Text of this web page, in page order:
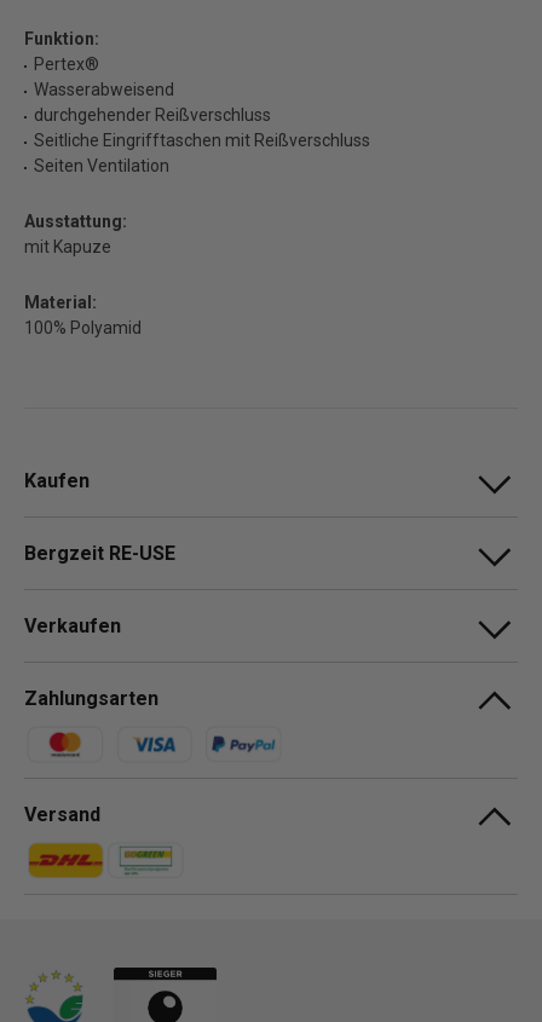
Funktion:
Pertex®
Wasserabweisend
durchgehender Reißverschluss
Seitliche Eingrifftaschen mit Reißverschluss
Seiten Ventilation
Ausstattung:
mit Kapuze
Material:
100% Polyamid
Kaufen
Bergzeit RE-USE
Verkaufen
Zahlungsarten
Zahlungsmethoden
Versand
Zahlungsmethoden
Zahlungsmethoden